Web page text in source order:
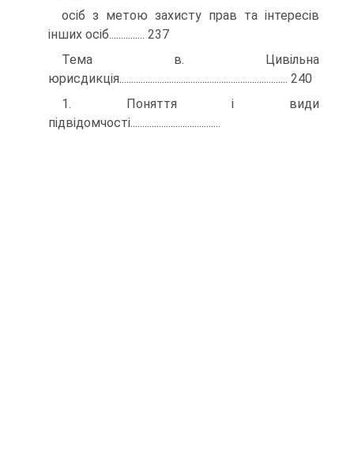
осіб з метою захисту прав та інтересів
інших осіб............... 237
Тема в. Цивільна
юрисдикція....................................................................... 240
1. Поняття і види
підвідомчості......................................